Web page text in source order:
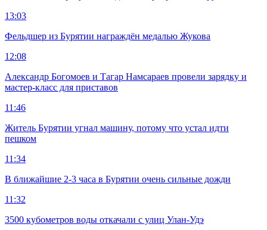
13:03
Фельдшер из Бурятии награждён медалью Жукова
12:08
Александр Богомоев и Тагар Намсараев провели зарядку и
мастер-класс для приставов
11:46
Житель Бурятии угнал машину, потому что устал идти
пешком
11:34
В ближайшие 2-3 часа в Бурятии очень сильные дожди
11:32
3500 кубометров воды откачали с улиц Улан-Удэ